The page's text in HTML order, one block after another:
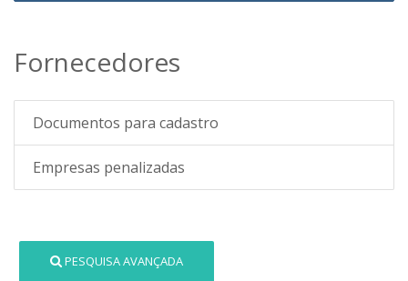
Fornecedores
Documentos para cadastro
Empresas penalizadas
PESQUISA AVANÇADA